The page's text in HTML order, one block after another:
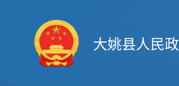
大姚县人民